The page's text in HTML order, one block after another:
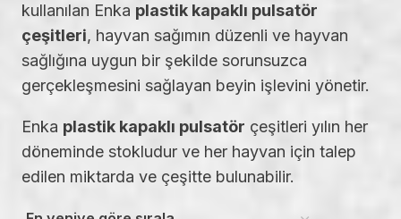
kullanılan Enka plastik kapaklı pulsatör
çeşitleri, hayvan sağımın düzenli ve hayvan
sağlığına uygun bir şekilde sorunsuzca
gerçekleşmesini sağlayan beyin işlevini yönetir.
Enka plastik kapaklı pulsatör çeşitleri yılın her
döneminde stokludur ve her hayvan için talep
edilen miktarda ve çeşitte bulunabilir.